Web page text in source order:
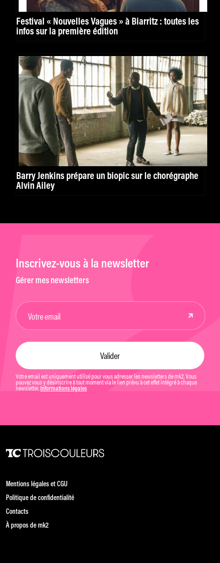
Festival « Nouvelles Vagues » à Biarritz : toutes les
infos sur la première édition
Barry Jenkins prépare un biopic sur le chorégraphe
Alvin Ailey
Inscrivez-vous à la newsletter
Gérer mes newsletters
Votre email est uniquement utilisé pour vous adresser les newsletters de mk2. Vous
pouvez vous y désinscrire à tout moment via le lien prévu à cet effet intégré à chaque
newsletter. Informations légales
Mentions légales et CGU
Politique de confidentialité
Contacts
À propos de mk2